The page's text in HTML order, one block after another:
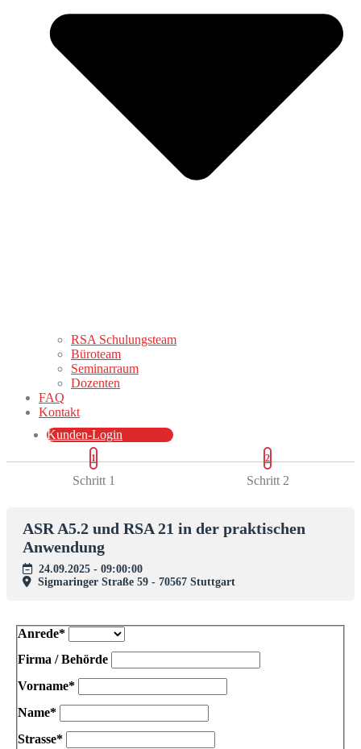
RSA Schulungsteam
Büroteam
Seminarraum
Dozenten
FAQ
Kontakt
Kunden-Login
1
Schritt 1
2
Schritt 2
ASR A5.2 und RSA 21 in der praktischen
Anwendung
24.09.2025 - 09:00:00
Sigmaringer Straße 59 - 70567 Stuttgart
Anrede*
Firma / Behörde
Vorname*
Name*
Strasse*